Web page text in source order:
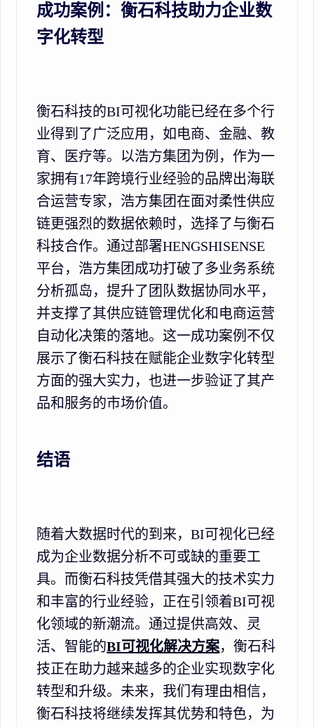
成功案例：衡石科技助力企业数
字化转型
衡石科技的BI可视化功能已经在多个行
业得到了广泛应用，如电商、金融、教
育、医疗等。以浩方集团为例，作为一
家拥有17年跨境行业经验的品牌出海联
合运营专家，浩方集团在面对柔性供应
链更强烈的数据依赖时，选择了与衡石
科技合作。通过部署HENGSHISENSE
平台，浩方集团成功打破了多业务系统
分析孤岛，提升了团队数据协同水平，
并支撑了其供应链管理优化和电商运营
自动化决策的落地。这一成功案例不仅
展示了衡石科技在赋能企业数字化转型
方面的强大实力，也进一步验证了其产
品和服务的市场价值。
结语
随着大数据时代的到来，BI可视化已经
成为企业数据分析不可或缺的重要工
具。而衡石科技凭借其强大的技术实力
和丰富的行业经验，正在引领着BI可视
化领域的新潮流。通过提供高效、灵
活、智能的BI可视化解决方案，衡石科
技正在助力越来越多的企业实现数字化
转型和升级。未来，我们有理由相信，
衡石科技将继续发挥其优势和特色，为